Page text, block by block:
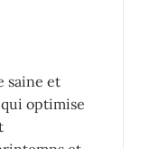
saine et
optimise